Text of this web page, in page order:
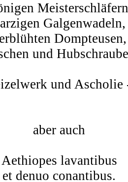
Galgenwadeln,
Dompteusen,
und
und Ascholie
aber auch
Aethiopes lavantibus
et denuo conantibus.